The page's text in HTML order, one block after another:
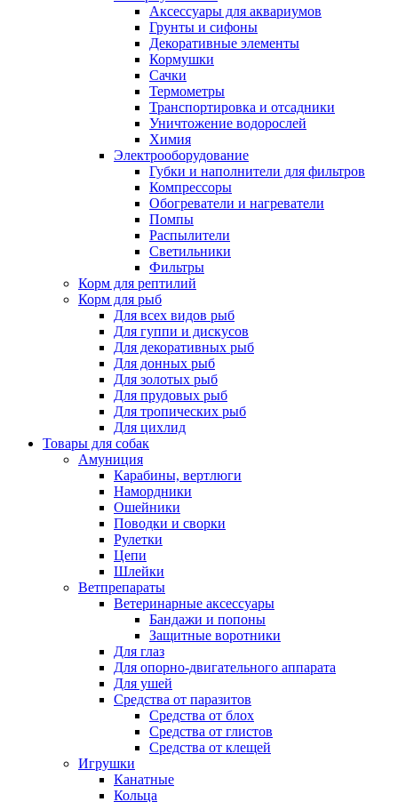
Аксессуары для аквариумов
Грунты и сифоны
Декоративные элементы
Кормушки
Сачки
Термометры
Транспортировка и отсадники
Уничтожение водорослей
Химия
Электрооборудование
Губки и наполнители для фильтров
Компрессоры
Обогреватели и нагреватели
Помпы
Распылители
Светильники
Фильтры
Корм для рептилий
Корм для рыб
Для всех видов рыб
Для гуппи и дискусов
Для декоративных рыб
Для донных рыб
Для золотых рыб
Для прудовых рыб
Для тропических рыб
Для цихлид
Товары для собак
Амуниция
Карабины, вертлюги
Намордники
Ошейники
Поводки и сворки
Рулетки
Цепи
Шлейки
Ветпрепараты
Ветеринарные аксессуары
Бандажи и попоны
Защитные воротники
Для глаз
Для опорно-двигательного аппарата
Для ушей
Средства от паразитов
Средства от блох
Средства от глистов
Средства от клещей
Игрушки
Канатные
Кольца